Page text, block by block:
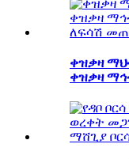
ቀዝቃዛ
ቀዝቃዛ